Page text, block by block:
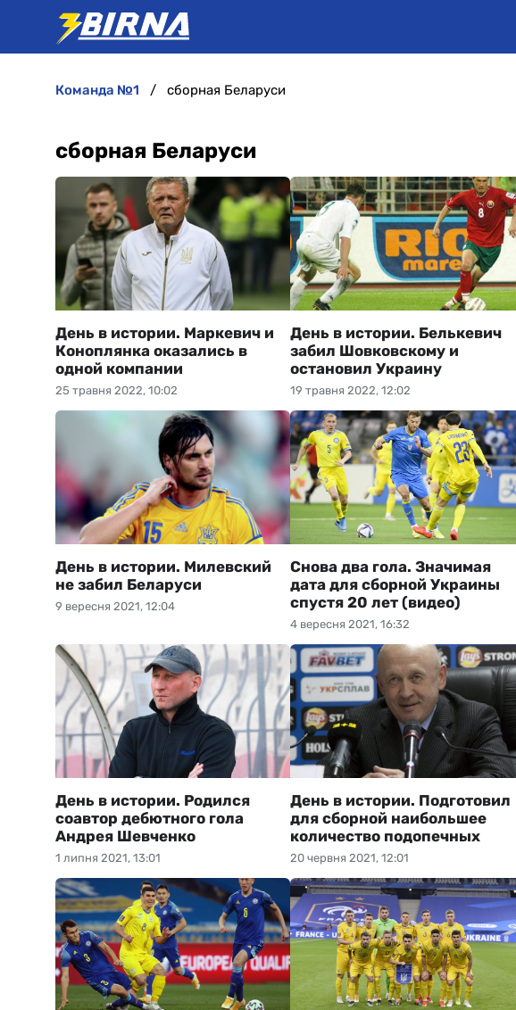
команда №1 сборная Беларуси
сборная Беларуси
25 травня 2022, 10:02
День в истории. Маркевич и
Коноплянка оказались в
одной компании
19 травня 2022, 12:02
День в истории. Белькевич
забил Шовковскому и
остановил Украину
9 вересня 2021, 12:04
День в истории. Милевский
не забил Беларуси
4 вересня 2021, 16:32
Снова два гола. Значимая
дата для сборной Украины
спустя 20 лет (видео)
1 липня 2021, 13:01
День в истории. Родился
соавтор дебютного гола
Андрея Шевченко
20 червня 2021, 12:01
День в истории. Подготовил
для сборной наибольшее
количество подопечных